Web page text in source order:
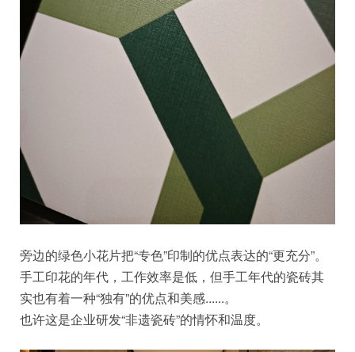
旁边的绿色小花片把“专色”印制的优点表达的“更充分”。
手工印花的年代，工作效率是低，但手工年代的瓷砖其
实也有着一种“独有”的优点和美感......。
也许这是企业研发“非遗瓷砖”的情怀和温度。